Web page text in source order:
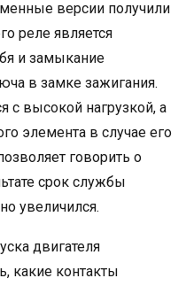
версии получили
реле является
и замыкание
в замке зажигания.
с высокой нагрузкой, а
элемента в случае его
говорить о
срок службы
увеличился.
двигателя
какие контакты